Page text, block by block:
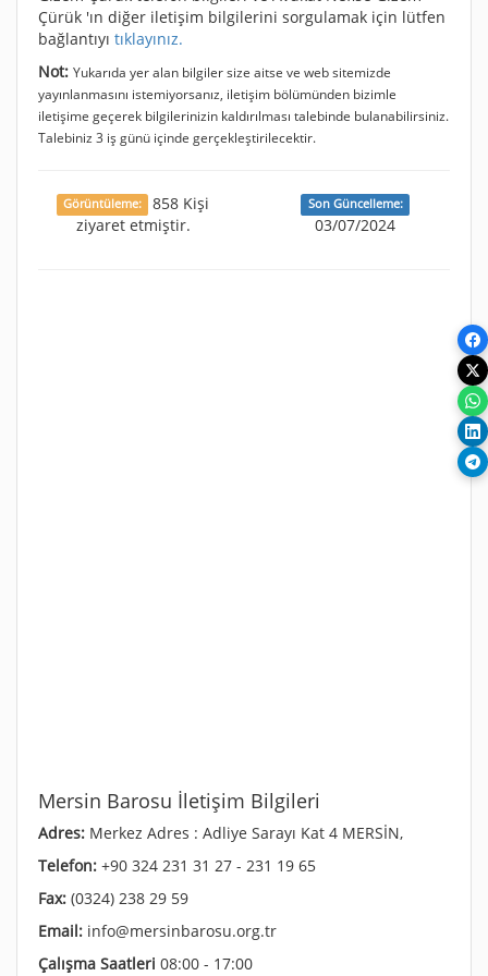
Çürük 'ın diğer iletişim bilgilerini sorgulamak için lütfen
bağlantıyı tıklayınız.
Not: Yukarıda yer alan bilgiler size aitse ve web sitemizde
yayınlanmasını istemiyorsanız, iletişim bölümünden bizimle
iletişime geçerek bilgilerinizin kaldırılması talebinde bulanabilirsiniz.
Talebiniz 3 iş günü içinde gerçekleştirilecektir.
Görüntüleme:
858 Kişi
ziyaret etmiştir.
Son Güncelleme:
03/07/2024
Mersin Barosu İletişim Bilgileri
Adres: Merkez Adres : Adliye Sarayı Kat 4 MERSİN,
Telefon: +90 324 231 31 27 - 231 19 65
Fax: (0324) 238 29 59
Email: info@mersinbarosu.org.tr
Çalışma Saatleri 08:00 - 17:00